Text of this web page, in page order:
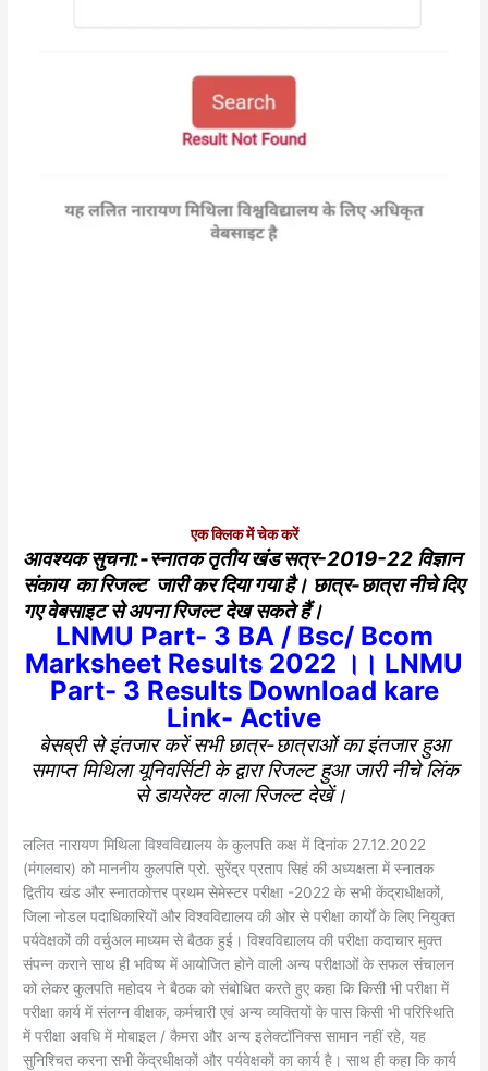
एक क्लिक में चेक करें
आवश्यक सुचना:-स्नातक तृतीय खंड सत्र-2019-22 विज्ञान
संकाय का रिजल्ट जारी कर दिया गया है। छात्र-छात्रा नीचे दिए
गए वेबसाइट से अपना रिजल्ट देख सकते हैं।
LNMU Part- 3 BA / Bsc/ Bcom
Marksheet Results 2022 ।। LNMU
Part- 3 Results Download kare
Link- Active
बेसब्री से इंतजार करें सभी छात्र-छात्राओं का इंतजार हुआ
समाप्त मिथिला यूनिवर्सिटी के द्वारा रिजल्ट हुआ जारी नीचे लिंक
से डायरेक्ट वाला रिजल्ट देखें।
ललित नारायण मिथिला विश्वविद्यालय के कुलपति कक्ष में दिनांक 27.12.2022
(मंगलवार) को माननीय कुलपति प्रो. सुरेंद्र प्रताप सिहं की अध्यक्षता में स्नातक
द्वितीय खंड और स्नातकोत्तर प्रथम सेमेस्टर परीक्षा -2022 के सभी केंद्राधीक्षकों,
जिला नोडल पदाधिकारियों और विश्वविद्यालय की ओर से परीक्षा कार्यों के लिए नियुक्त
पर्यवेक्षकों की वर्चुअल माध्यम से बैठक हुई। विश्वविद्यालय की परीक्षा कदाचार मुक्त
संपन्न कराने साथ ही भविष्य में आयोजित होने वाली अन्य परीक्षाओं के सफल संचालन
को लेकर कुलपति महोदय ने बैठक को संबोधित करते हुए कहा कि किसी भी परीक्षा में
परीक्षा कार्य में संलग्न वीक्षक, कर्मचारी एवं अन्य व्यक्तियों के पास किसी भी परिस्थिति
में परीक्षा अवधि में मोबाइल / कैमरा और अन्य इलेक्टॉनिक्स सामान नहीं रहे, यह
सुनिश्चित करना सभी केंद्रधीक्षकों और पर्यवेक्षकों का कार्य है। साथ ही कहा कि कार्य